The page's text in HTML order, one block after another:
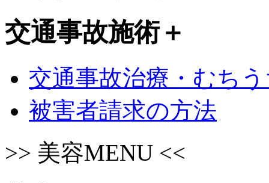
交通事故施術＋
交通事故治療・むち
被害者請求の方法
>> 美容MENU <<